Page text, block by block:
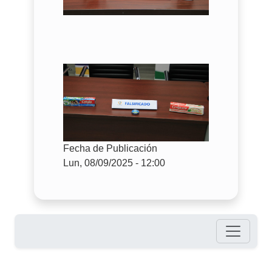
Fecha de Publicación
Lun, 08/09/2025 - 12:00